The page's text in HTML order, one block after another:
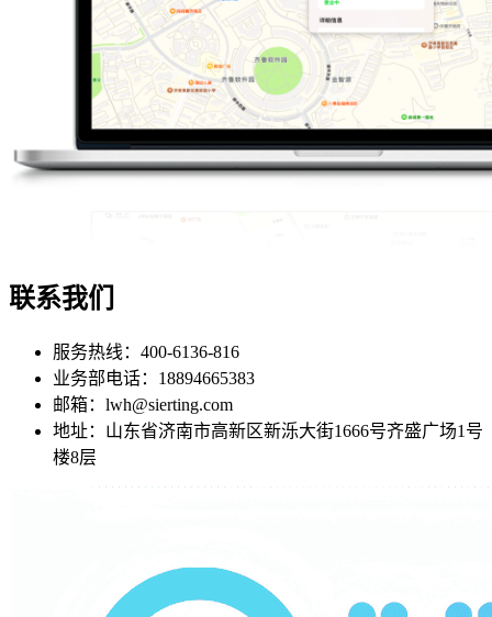
联系我们
服务热线：400-6136-816
业务部电话：18894665383
邮箱：lwh@sierting.com
地址：山东省济南市高新区新泺大街1666号齐盛广场1号
楼8层